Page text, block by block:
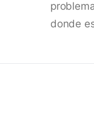
donde